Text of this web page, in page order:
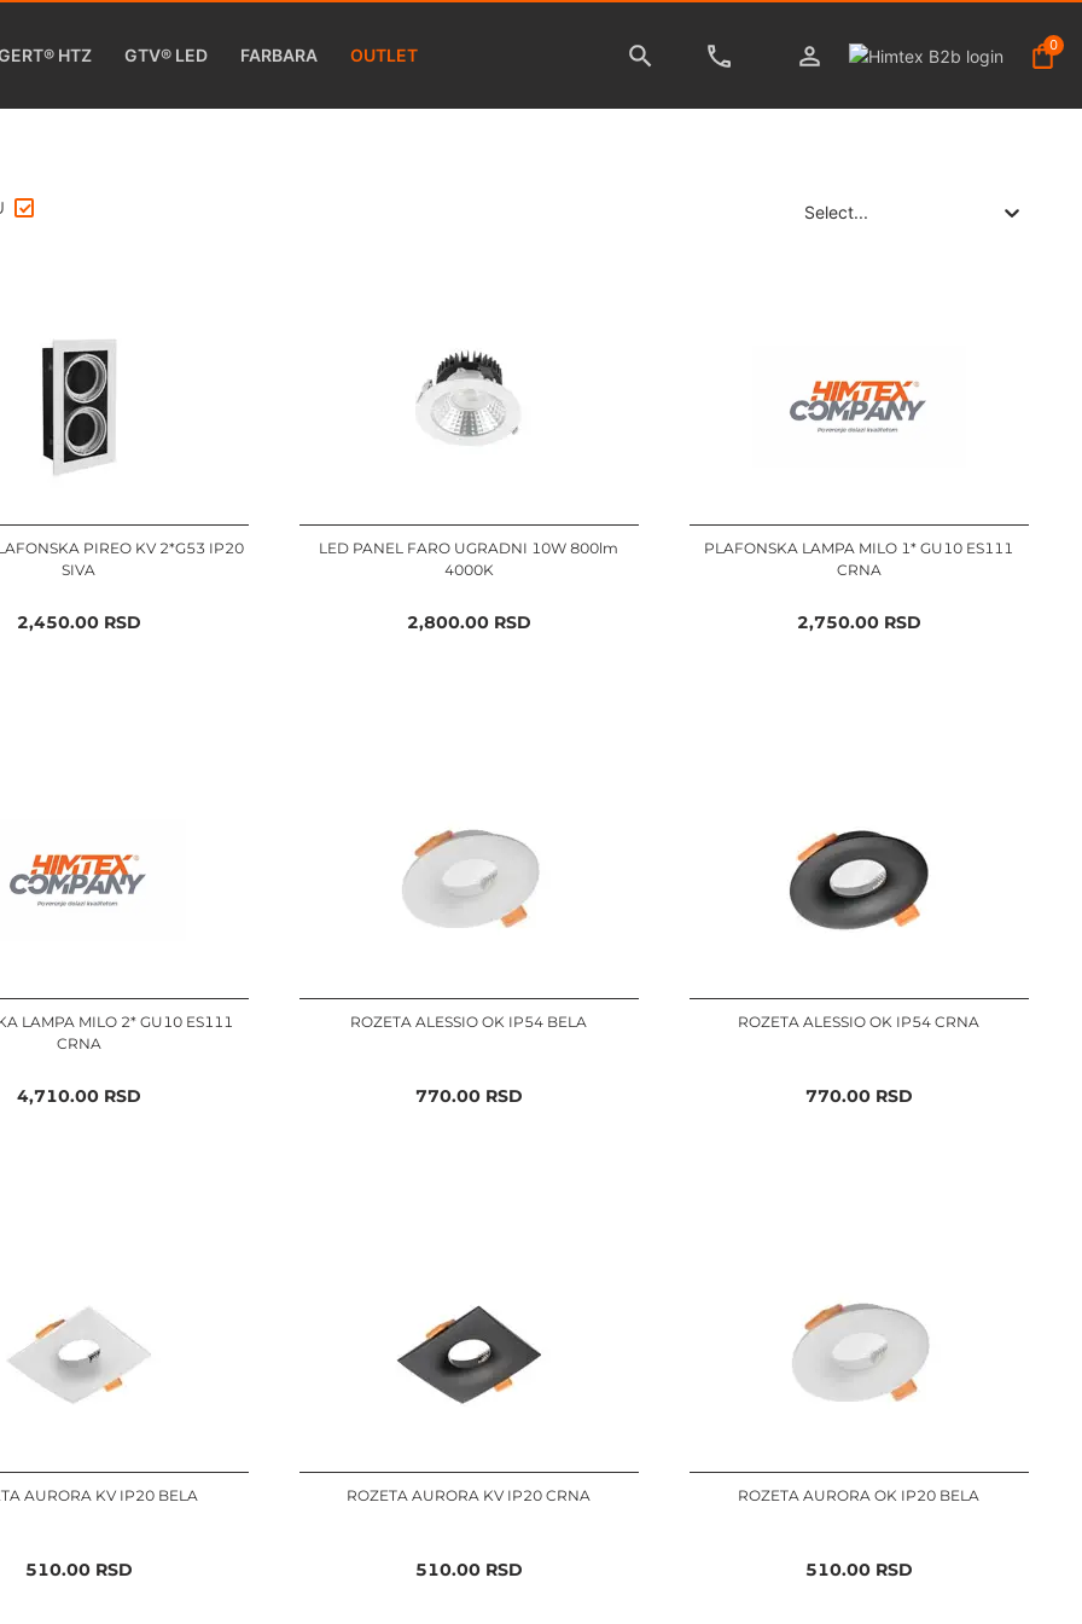
HTZ GTV® LED FARBARA OUTLET
0
Select...
PIREO KV 2*G53 IP20
SIVA
2,450.00RSD
LED PANEL FARO UGRADNI 10W 800lm
4000K
2,800.00RSD
PLAFONSKA LAMPA MILO 1* GU10 ES111
CRNA
2,750.00RSD
LAMPA MILO 2* GU10 ES111
CRNA
4,710.00RSD
ROZETA ALESSIO OK IP54 BELA
770.00RSD
ROZETA ALESSIO OK IP54 CRNA
770.00RSD
AURORA KV IP20 BELA
510.00RSD
ROZETA AURORA KV IP20 CRNA
510.00RSD
ROZETA AURORA OK IP20 BELA
510.00RSD